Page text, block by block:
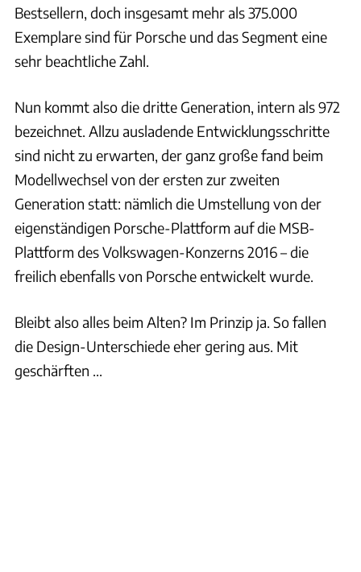
Bestsellern, doch insgesamt mehr als 375.000
Exemplare sind für Porsche und das Segment eine
sehr beachtliche Zahl.
Nun kommt also die dritte Generation, intern als 972
bezeichnet. Allzu ausladende Entwicklungsschritte
sind nicht zu erwarten, der ganz große fand beim
Modellwechsel von der ersten zur zweiten
Generation statt: nämlich die Umstellung von der
eigenständigen Porsche-Plattform auf die MSB-
Plattform des Volkswagen-Konzerns 2016 – die
freilich ebenfalls von Porsche entwickelt wurde.
Bleibt also alles beim Alten? Im Prinzip ja. So fallen
die Design-Unterschiede eher gering aus. Mit
geschärften ...